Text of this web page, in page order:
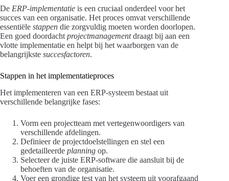
De ERP-implementatie is een cruciaal onderdeel voor het
succes van een organisatie. Het proces omvat verschillende
essentiële stappen die zorgvuldig moeten worden doorlopen.
Een goed doordacht projectmanagementdraagt bij aan een
vlotte implementatie en helpt bij het waarborgen van de
belangrijkste succesfactoren.
Stappen in het implementatieproces
Het implementeren van een ERP-systeem bestaat uit
verschillende belangrijke fases:
Vorm een projectteam met vertegenwoordigers van
verschillende afdelingen.
Definieer de projectdoelstellingen en stel een
gedetailleerde planning op.
Selecteer de juiste ERP-software die aansluit bij de
behoeften van de organisatie.
Voer een grondige test van het systeem uit voorafgaand